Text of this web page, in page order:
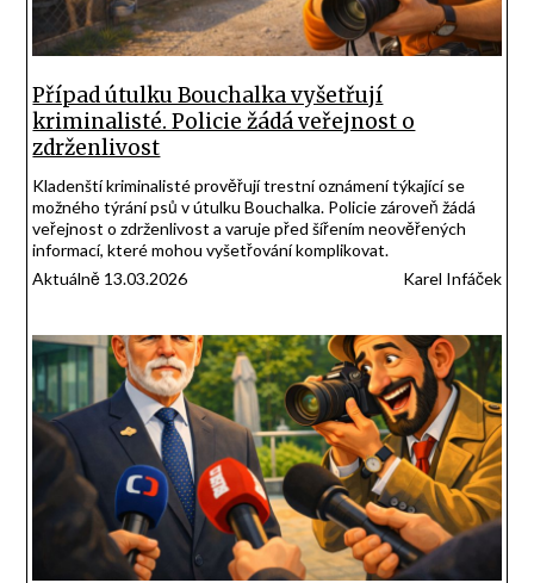
Případ útulku Bouchalka vyšetřují
kriminalisté. Policie žádá veřejnost o
zdrženlivost
Kladenští kriminalisté prověřují trestní oznámení týkající se
možného týrání psů v útulku Bouchalka. Policie zároveň žádá
veřejnost o zdrženlivost a varuje před šířením neověřených
informací, které mohou vyšetřování komplikovat.
Aktuálně 13.03.2026
Karel Infáček